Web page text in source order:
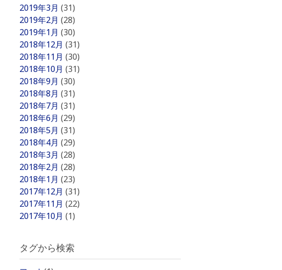
2019年3月 (31)
2019年2月 (28)
2019年1月 (30)
2018年12月 (31)
2018年11月 (30)
2018年10月 (31)
2018年9月 (30)
2018年8月 (31)
2018年7月 (31)
2018年6月 (29)
2018年5月 (31)
2018年4月 (29)
2018年3月 (28)
2018年2月 (28)
2018年1月 (23)
2017年12月 (31)
2017年11月 (22)
2017年10月 (1)
タグから検索